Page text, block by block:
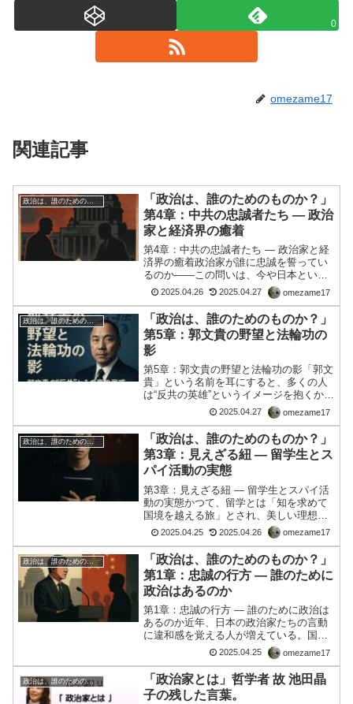
0
omezame17
関連記事
「政治は、誰のためのものか？」
第4章：中共の忠誠者たち ― 政治
家と経済界の癒着
第4章：中共の忠誠者たち ― 政治家と経
済界の癒着政治家が誰に忠誠を誓ってい
るのか――この問いは、今や日本という
国家の命運に直結する。近年、国会議員
の中に「日本国民の代表」とは言い難い
動きを見せる者たちが散見される。表向
きは国民のための政策...
2025.04.26 2025.04.27 omezame17
政治は、誰のためのものか？
「政治は、誰のためのものか？」
第5章：郭文貴の野望と法輪功の
影
第5章：郭文貴の野望と法輪功の影「郭文
貴」という名前を耳にすると、多くの人
は“反共の英雄”というイメージを抱くかも
しれない。 しかし、その裏側には純粋な
信念だけでは説明できない“緻密な策
略”と“野望”が隠されている。計算された
情報リークとタ...
2025.04.27 omezame17
政治は、誰のためのものか？
「政治は、誰のためのものか？」
第3章：見えざる紐 ― 留学生とス
パイ活動の実態
第3章：見えざる紐 ― 留学生とスパイ活
動の実態かつて、留学とは「知を求めて
国境を越える旅」とされ、美しい理想に
包まれていた。だが、現代の留学生の一
部は、まったく異なる使命を帯びている
――「祖国の情報収集係」という、目に
見えぬ“紐”に繋がれ...
2025.04.25 2025.04.26 omezame17
政治は、誰のためのものか？
「政治は、誰のためのものか？」
第1章：忠誠の行方 ― 誰のために
政治はあるのか
第1章：忠誠の行方 ― 誰のために政治は
あるのか近年、日本の政治家たちの言動
に違和感を覚える人が増えている。国民
の生活や安全保障が危機にさらされてい
るにも関わらず、なぜか中共に対して物
言わぬ態度を取り続ける政治家たち。い
ったい彼らは、誰に忠...
2025.04.25 omezame17
政治は、誰のためのものか？
「政治家とは」哲学者 故 池田晶
子の残した言葉。